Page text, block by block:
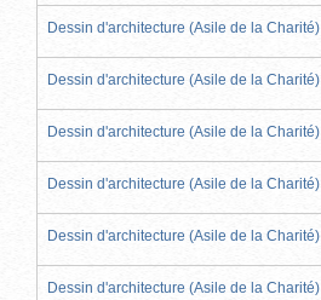
Dessin d'architecture (Asile de la Charité)
Dessin d'architecture (Asile de la Charité)
Dessin d'architecture (Asile de la Charité)
Dessin d'architecture (Asile de la Charité)
Dessin d'architecture (Asile de la Charité)
Dessin d'architecture (Asile de la Charité)